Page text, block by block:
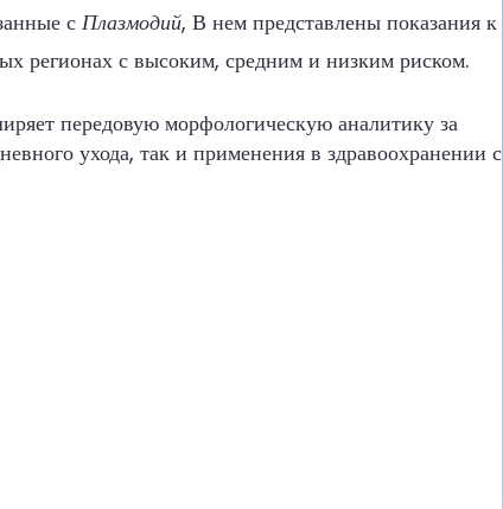
с Плазмодий, В нем представлены показания к
регионах с высоким, средним и низким риском.
передовую морфологическую аналитику за
ухода, так и применения в здравоохранении с